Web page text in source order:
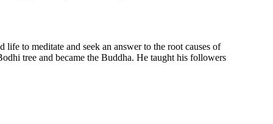
FOUNDERS
to meditate and seek an answer to the root causes of
tree and became the Buddha. He taught his followers